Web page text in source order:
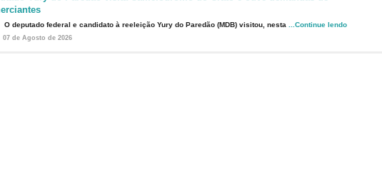
O deputado federal e candidato à reeleição Yury do Paredão (MDB) visitou, nesta ...Continue lendo
07 de Agosto de 2026